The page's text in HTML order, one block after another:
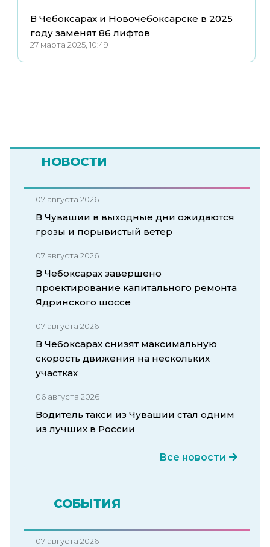
В Чебоксарах и Новочебоксарске в 2025
году заменят 86 лифтов
27 марта 2025, 10:49
НОВОСТИ
07 августа 2026
В Чувашии в выходные дни ожидаются
грозы и порывистый ветер
07 августа 2026
В Чебоксарах завершено
проектирование капитального ремонта
Ядринского шоссе
07 августа 2026
В Чебоксарах снизят максимальную
скорость движения на нескольких
участках
06 августа 2026
Водитель такси из Чувашии стал одним
из лучших в России
Все новости
СОБЫТИЯ
07 августа 2026